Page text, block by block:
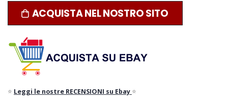
ACQUISTA NEL NOSTRO SITO
⭐ Leggi le nostre RECENSIONI su Ebay ⭐